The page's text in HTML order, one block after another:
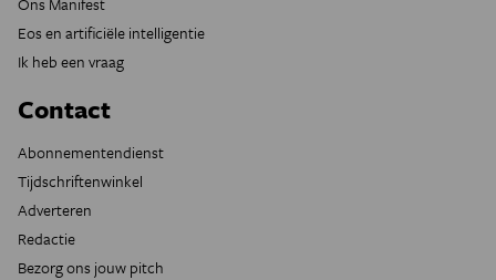
Eos en artificiële intelligentie
Ik heb een vraag
Contact
Abonnementendienst
Tijdschriftenwinkel
Adverteren
Redactie
Bezorg ons jouw pitch